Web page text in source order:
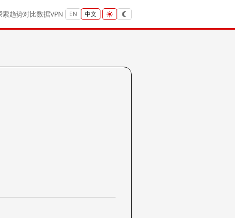
索趋势对比数据VPN EN 中文